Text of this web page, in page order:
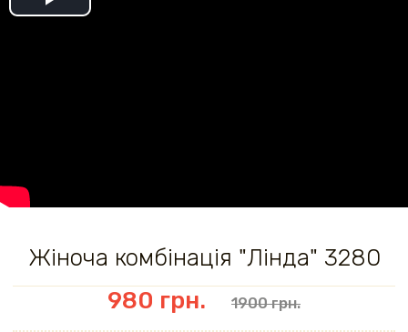
Play
Жіноча комбінація "Лінда" 3280
980 грн.
1900 грн.